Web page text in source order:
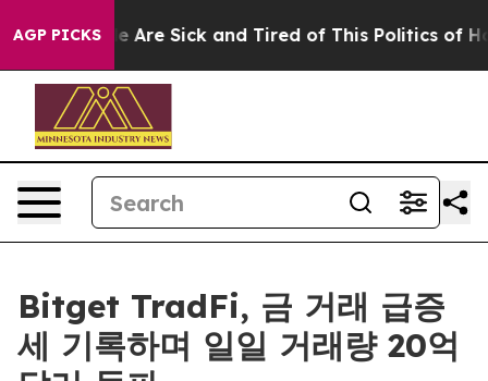
AGP PICKS
“People Are Sick and Tired of This Politics of
Bitget TradFi, 금 거래 급증
세 기록하며 일일 거래량 20억